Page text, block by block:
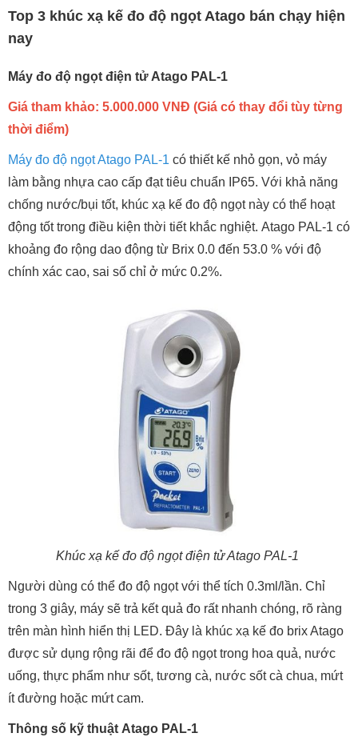
Top 3 khúc xạ kế đo độ ngọt Atago bán chạy hiện
nay
Máy đo độ ngọt điện tử Atago PAL-1
Giá tham khảo: 5.000.000 VNĐ (Giá có thay đổi tùy từng
thời điểm)
Máy đo độ ngọt Atago PAL-1 có thiết kế nhỏ gọn, vỏ máy
làm bằng nhựa cao cấp đạt tiêu chuẩn IP65. Với khả năng
chống nước/bụi tốt, khúc xạ kế đo độ ngọt này có thể hoạt
động tốt trong điều kiện thời tiết khắc nghiệt. Atago PAL-1 có
khoảng đo rộng dao động từ Brix 0.0 đến 53.0 % với độ
chính xác cao, sai số chỉ ở mức 0.2%.
Khúc xạ kế đo độ ngọt điện tử Atago PAL-1
Người dùng có thể đo độ ngọt với thể tích 0.3ml/lần. Chỉ
trong 3 giây, máy sẽ trả kết quả đo rất nhanh chóng, rõ ràng
trên màn hình hiển thị LED. Đây là khúc xạ kế đo brix Atago
được sử dụng rộng rãi để đo độ ngọt trong hoa quả, nước
uống, thực phẩm như sốt, tương cà, nước sốt cà chua, mứt
ít đường hoặc mứt cam.
Thông số kỹ thuật Atago PAL-1